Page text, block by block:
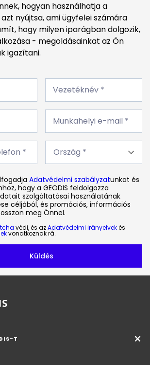
hogyan használhatja a
nyújtsa, ami ügyfelei számára
hogy milyen iparágban dolgozik,
- megoldásainkat az Ön
igazítani.
Vezetéknév
Vezetéknév *
Munkahelyi
e-
*
Munkahelyi e-mail *
*
Ország
Adatvédelmi szabályzatunkat és
hogy a GEODIS feldolgozza
szolgáltatásai használatának
céljából, és promóciós, információs
meg Önnel.
védi, és azAdatvédelmi irányelvekés
vonatkoznak rá.
T